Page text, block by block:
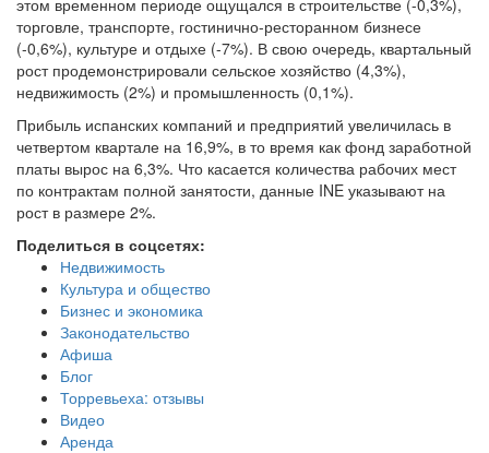
этом временном периоде ощущался в строительстве (-0,3%),
торговле, транспорте, гостинично-ресторанном бизнесе
(-0,6%), культуре и отдыхе (-7%). В свою очередь, квартальный
рост продемонстрировали сельское хозяйство (4,3%),
недвижимость (2%) и промышленность (0,1%).
Прибыль испанских компаний и предприятий увеличилась в
четвертом квартале на 16,9%, в то время как фонд заработной
платы вырос на 6,3%. Что касается количества рабочих мест
по контрактам полной занятости, данные INE указывают на
рост в размере 2%.
Поделиться в соцсетях:
Недвижимость
Культура и общество
Бизнес и экономика
Законодательство
Афиша
Блог
Торревьеха: отзывы
Видео
Аренда